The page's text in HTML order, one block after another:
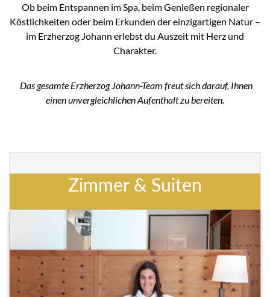
Ob beim Entspannen im Spa, beim Genießen regionaler
Köstlichkeiten oder beim Erkunden der einzigartigen Natur –
im Erzherzog Johann erlebst du Auszeit mit Herz und
Charakter.
Das gesamte Erzherzog Johann-Team freut sich darauf, Ihnen
einen unvergleichlichen Aufenthalt zu bereiten.
Zimmer & Suiten